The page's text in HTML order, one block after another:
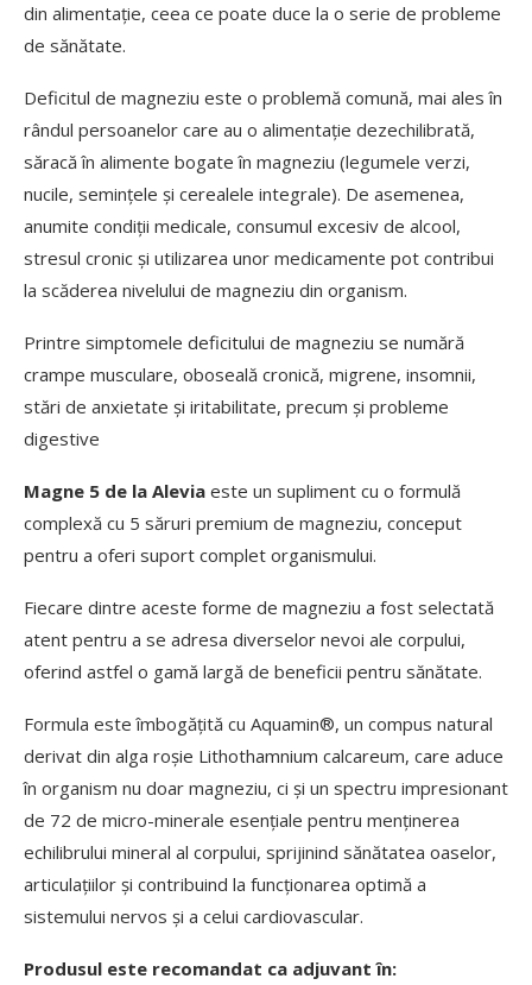
din alimentație, ceea ce poate duce la o serie de probleme
de sănătate.
Deficitul de magneziu este o problemă comună, mai ales în
rândul persoanelor care au o alimentație dezechilibrată,
săracă în alimente bogate în magneziu (legumele verzi,
nucile, semințele și cerealele integrale). De asemenea,
anumite condiții medicale, consumul excesiv de alcool,
stresul cronic și utilizarea unor medicamente pot contribui
la scăderea nivelului de magneziu din organism.
Printre simptomele deficitului de magneziu se numără
crampe musculare, oboseală cronică, migrene, insomnii,
stări de anxietate și iritabilitate, precum și probleme
digestive
Magne 5 de la Alevia este un supliment cu o formulă
complexă cu 5 săruri premium de magneziu, conceput
pentru a oferi suport complet organismului.
Fiecare dintre aceste forme de magneziu a fost selectată
atent pentru a se adresa diverselor nevoi ale corpului,
oferind astfel o gamă largă de beneficii pentru sănătate.
Formula este îmbogățită cu Aquamin®, un compus natural
derivat din alga roșie Lithothamnium calcareum, care aduce
în organism nu doar magneziu, ci și un spectru impresionant
de 72 de micro-minerale esențiale pentru menținerea
echilibrului mineral al corpului, sprijinind sănătatea oaselor,
articulațiilor și contribuind la funcționarea optimă a
sistemului nervos și a celui cardiovascular.
Produsul este recomandat ca adjuvant în: